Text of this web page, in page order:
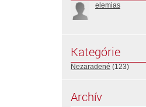
elemias
Kategórie
Nezaradené (123)
Archív